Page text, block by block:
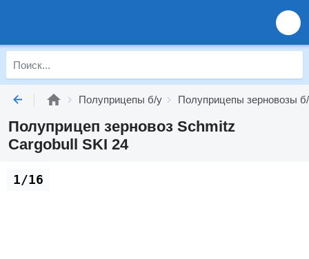
Полуприцепы б/у Полуприцепы зерновозы
Полуприцеп зерновоз Schmitz
Cargobull SKI 24
1/16